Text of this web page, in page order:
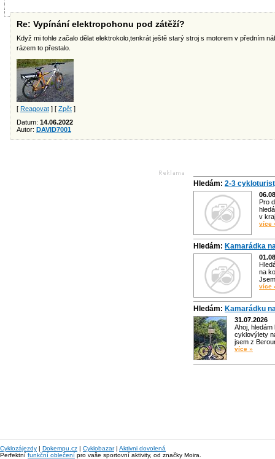
Re: Vypínání elektropohonu pod zátěží?
Když mi tohle začalo dělat elektrokolo,tenkrát ještě starý stroj s motorem v předním
rázem to přestalo.
[ Reagovat ] [ Zpět ]
Datum: 14.06.2022
Autor: DAVID7001
Hledám: 2-3
Pro
v
více
Hledám: Kamarádka
na
více
Hledám: Kamarádku
31.07.2026
Ahoj,
cyklovýlety
jsem z
více »
Cyklozájezdy | Dokempu.cz | Cyklobazar| Aktivni dovolená
Perfektní funkční oblečení pro vaše sportovní aktivity, od značky Moira.